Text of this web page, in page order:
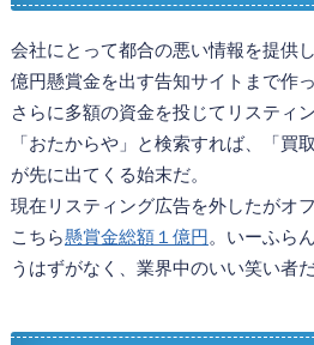
会社にとって都合の悪い情報を提供
億円懸賞金を出す告知サイトまで作っ
さらに多額の資金を投じてリスティ
「おたからや」と検索すれば、「買
が先に出てくる始末だ。
現在リスティング広告を外したがオ
こちら懸賞金総額１億円。いーふら
うはずがなく、業界中のいい笑い者だ